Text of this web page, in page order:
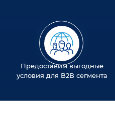
Предоставим выгодные
условия для B2B сегмента